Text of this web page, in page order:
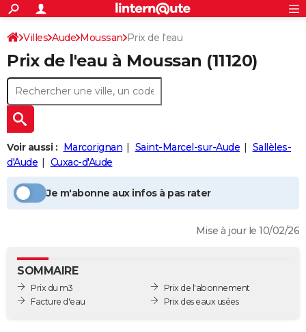
ACTUALITÉS
Politique
Société
Faits Divers
Education
Monde
Villes
+
SPORT
Coupe du monde 2026
Football
Tennis
Cyclisme
Rugby
Forum
Programme TV
TNTStreaming
Cinéma
Sorties cinéma
Musique
Retraite
Impôts
Epargne
Immobilier
Risques naturels par ville
Banque
Assurance
Crédit
AUTO
Essais
Réserver un essai
Citadines
Berlines
SUV
Forum auto
+
Mobiles
Meilleur smartphone
Internet
Ordinateurs
Jeux vidéo
Guide high-tech
+BRICOLAGE
Forum
Aménagement intérieur
Extérieur
Cuisine
Salle de bains
Jardinage
Rangement
+WEEK-END
Art de vivre
Bien-être
Loisirs
Mode
Modes de vie
SANTE
Alimentation
Guide de la santé
Maladies
Médicaments
Sommeil
VOYAGE
S'inscrire
Connexion
Villes Aude Moussan Prix de l'eau
Prix de l'eau à Moussan (11120)
Voir aussi : Marcorignan Saint-Marcel-sur-Aude
Sallèles-
d'Aude
Cuxac-d'Aude
Je m'abonne aux infos à pas rater
Mise à jour le 10/02/26
SOMMAIRE
Prix du m3
Facture d'eau
Prix de l'abonnement
Prix des eaux usées